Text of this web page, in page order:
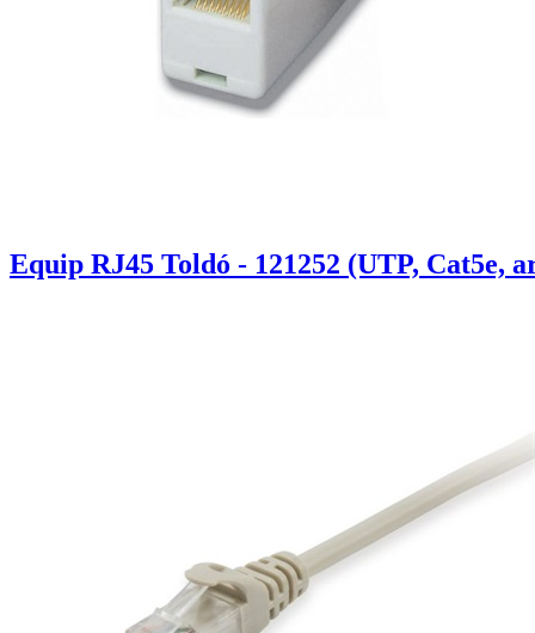
Equip RJ45 Toldó - 121252 (UTP, Cat5e,